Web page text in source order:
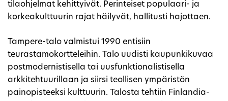
tilaohjelmat kehittyivät. Perinteiset populaari- ja
korkeakulttuurin rajat häilyvät, hallitusti hajottaen.
Tampere-talo valmistui 1990 entisiin
teurastamokortteleihin. Talo uudisti kaupunkikuvaa
postmodernistisella tai uusfunktionalistisella
arkkitehtuurillaan ja siirsi teollisen ympäristön
painopisteeksi kulttuurin. Talosta tehtiin Finlandia-